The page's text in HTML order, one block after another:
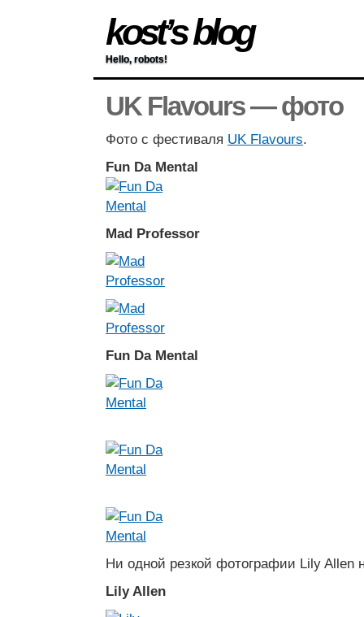
kost’s blog
Hello, robots!
UK Flavours — фото
Фото с фестиваля UK Flavours.
Fun Da Mental
Mad Professor
Fun Da Mental
Ни одной резкой фотографии Lily Allen
Lily Allen